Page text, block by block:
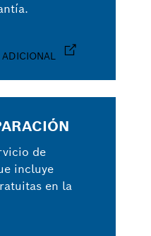
de
incluye
en la